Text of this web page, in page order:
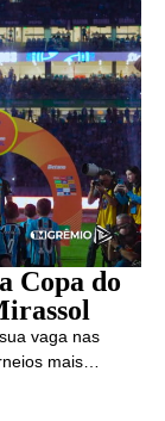
Copa do
vaga nas
mais…